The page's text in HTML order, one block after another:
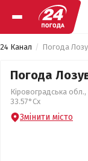
24 Канал Погода
Погода
Кіровоградська
33.57°Сх
Змінити місто